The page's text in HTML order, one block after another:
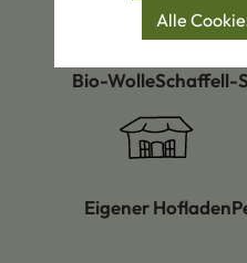
Bio-WolleSchaffell-
Eigener Hofladen
Alle